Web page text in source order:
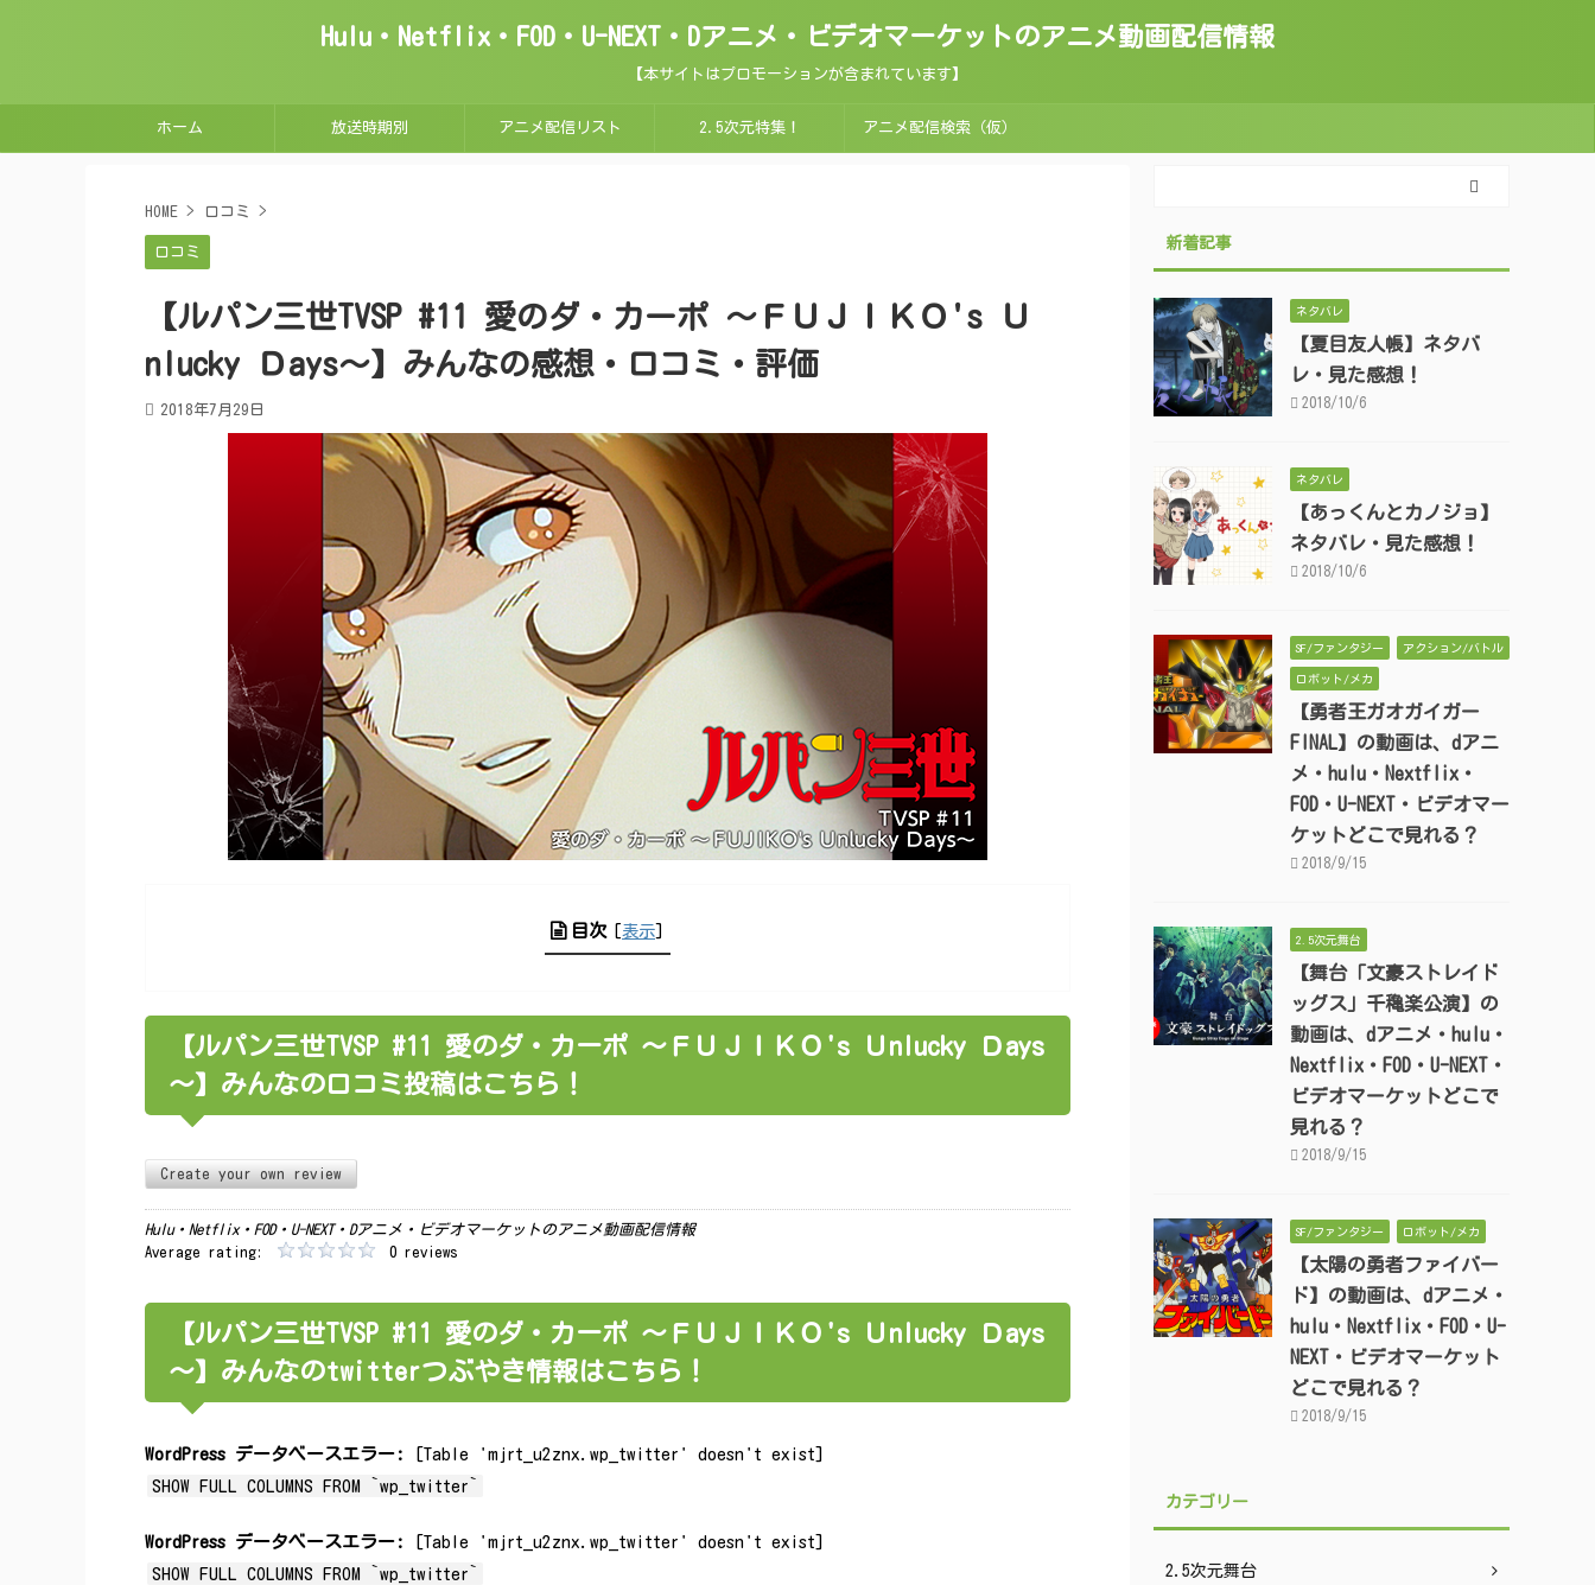
Hulu・Netflix・FOD・U-NEXT・Dアニメ・ビデオマーケットのアニメ動画配信情報
【本サイトはプロモーションが含まれています】
ホーム 放送時期別 アニメ配信リスト 2.5次元特集！ アニメ配信検索（仮）
HOME > 口コミ >
口コミ
【ルパン三世TVSP #11 愛のダ・カーポ ～ＦＵＪＩＫＯ's Ｕ
nlucky Ｄays～】みんなの感想・口コミ・評価
2018年7月29日
目次 [表示]
【ルパン三世TVSP #11 愛のダ・カーポ ～ＦＵＪＩＫＯ's Ｕnlucky Ｄays
～】みんなの口コミ投稿はこちら！
Create your own review
Hulu・Netflix・FOD・U-NEXT・Dアニメ・ビデオマーケットのアニメ動画配信情報
Average rating:
0 reviews
【ルパン三世TVSP #11 愛のダ・カーポ ～ＦＵＪＩＫＯ's Ｕnlucky Ｄays
～】みんなのtwitterつぶやき情報はこちら！
WordPress データベースエラー:
[Table 'mjrt_u2znx.wp_twitter' doesn't exist]
SHOW FULL COLUMNS FROM `wp_twitter`
WordPress データベースエラー:
[Table 'mjrt_u2znx.wp_twitter' doesn't exist]
SHOW FULL COLUMNS FROM `wp_twitter`
新着記事
ネタバレ
【夏目友人帳】ネタバ
レ・見た感想！
2018/10/6
ネタバレ
【あっくんとカノジョ】
ネタバレ・見た感想！
2018/10/6
SF/ファンタジー アクション/バトル
ロボット/メカ
【勇者王ガオガイガー
FINAL】の動画は、dアニ
メ・hulu・Nextflix・
FOD・U-NEXT・ビデオマー
ケットどこで見れる？
2018/9/15
2.5次元舞台
【舞台「文豪ストレイド
ッグス」千穐楽公演】の
動画は、dアニメ・hulu・
Nextflix・FOD・U-NEXT・
ビデオマーケットどこで
見れる？
2018/9/15
SF/ファンタジー ロボット/メカ
【太陽の勇者ファイバー
ド】の動画は、dアニメ・
hulu・Nextflix・FOD・U-
NEXT・ビデオマーケット
どこで見れる？
2018/9/15
カテゴリー
2.5次元舞台